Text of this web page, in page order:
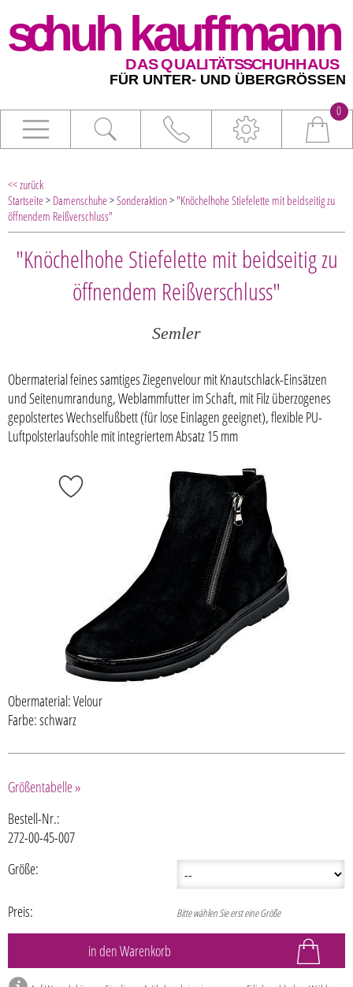
0
<< zurück
Startseite> Damenschuhe>Sonderaktion> "Knöchelhohe Stiefelette mit beidseitig zu
öffnendem Reißverschluss"
"Knöchelhohe Stiefelette mit beidseitig zu
öffnendem Reißverschluss"
Semler
Obermaterial feines samtiges Ziegenvelour mit Knautschlack-Einsätzen
und Seitenumrandung, Weblammfutter im Schaft, mit Filz überzogenes
gepolstertes Wechselfußbett (für lose Einlagen geeignet), flexible PU-
Luftpolsterlaufsohle mit integriertem Absatz 15 mm
Obermaterial: Velour
Farbe: schwarz
Größentabelle »
Bestell-Nr.:
272-00-45-007
Größe:
Preis: Bitte wählen Sie erst eine Größe